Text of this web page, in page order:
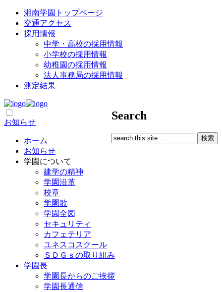
湘南学園トップページ
交通アクセス
採用情報
中学・高校の採用情報
小学校の採用情報
幼稚園の採用情報
法人事務局の採用情報
測定結果
Search
お知らせ
ホーム
お知らせ
学園について
建学の精神
学園沿革
校章
学園歌
学園全図
セキュリティ
カフェテリア
ユネスコスクール
ＳＤＧｓの取り組み
学園長
学園長からのご挨拶
学園長通信